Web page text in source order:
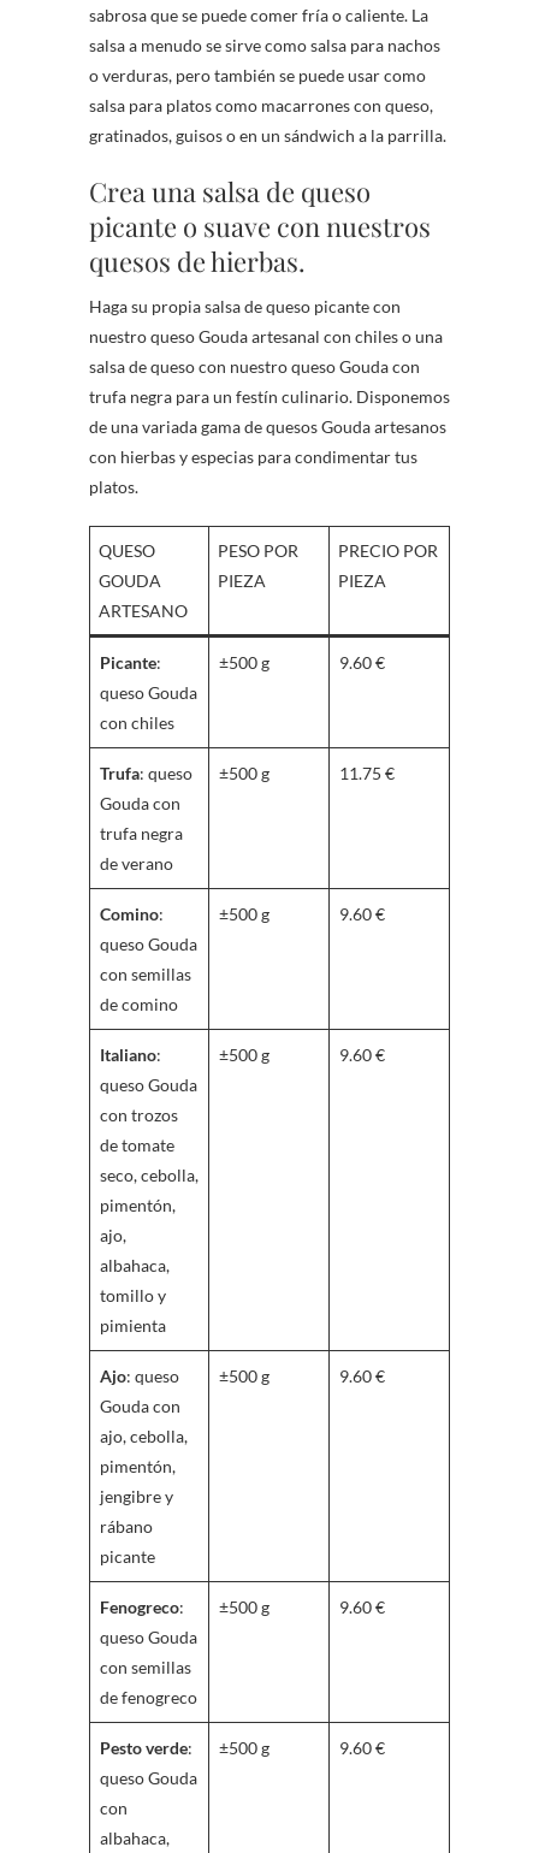
sabrosa que se puede comer fría o caliente. La
salsa a menudo se sirve como salsa para nachos
o verduras, pero también se puede usar como
salsa para platos como macarrones con queso,
gratinados, guisos o en un sándwich a la parrilla.
Crea una salsa de queso
picante o suave con nuestros
quesos de hierbas.
Haga su propia salsa de queso picante con
nuestro queso Gouda artesanal con chiles o una
salsa de queso con nuestro queso Gouda con
trufa negra para un festín culinario. Disponemos
de una variada gama de quesos Gouda artesanos
con hierbas y especias para condimentar tus
platos.
QUESO
GOUDA
ARTESANO
PESO POR
PIEZA
PRECIO POR
PIEZA
Picante:
queso Gouda
con chiles
±500 g 9.60 €
Trufa: queso
Gouda con
trufa negra
de verano
±500 g 11.75 €
Comino:
queso Gouda
con semillas
de comino
±500 g 9.60 €
Italiano:
queso Gouda
con trozos
de tomate
seco, cebolla,
pimentón,
ajo,
albahaca,
tomillo y
pimienta
±500 g 9.60 €
Ajo: queso
Gouda con
ajo, cebolla,
pimentón,
jengibre y
rábano
picante
±500 g 9.60 €
Fenogreco:
queso Gouda
con semillas
de fenogreco
±500 g 9.60 €
Pesto verde:
queso Gouda
con
albahaca,
±500 g 9.60 €